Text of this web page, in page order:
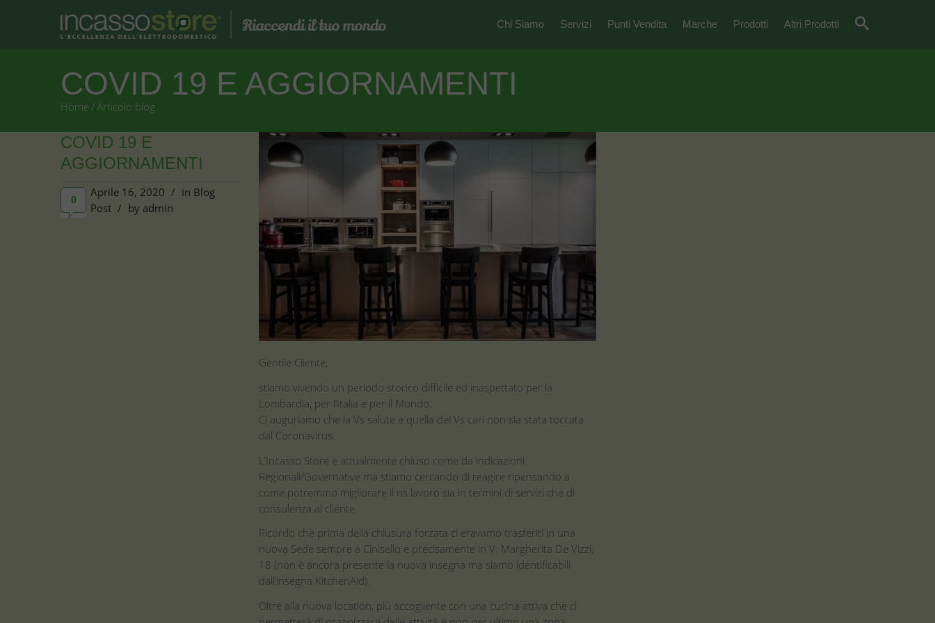
Chi Siamo Servizi Punti Vendita Marche Prodotti Altri Prodotti
COVID 19 E AGGIORNAMENTI
Home /Articolo blog
COVID 19 E
AGGIORNAMENTI
0
Aprile 16, 2020 / in Blog
Post / by admin
Gentile Cliente,
stiamo vivendo un periodo storico difficile ed inaspettato per la
Lombardia, per l’Italia e per il Mondo.
Ci auguriamo che la Vs salute e quella dei Vs cari non sia stata toccata
dal Coronavirus.
L’Incasso Store è attualmente chiuso come da indicazioni
Regionali/Governative ma stiamo cercando di reagire ripensando a
come potremmo migliorare il ns lavoro sia in termini di servizi che di
consulenza al cliente.
Ricordo che prima della chiusura forzata ci eravamo trasferiti in una
nuova Sede sempre a Cinisello e precisamente in V. Margherita De Vizzi,
18 (non è ancora presente la nuova insegna ma siamo identificabili
dall’insegna KitchenAid).
Oltre alla nuova location, più accogliente con una cucina attiva che ci